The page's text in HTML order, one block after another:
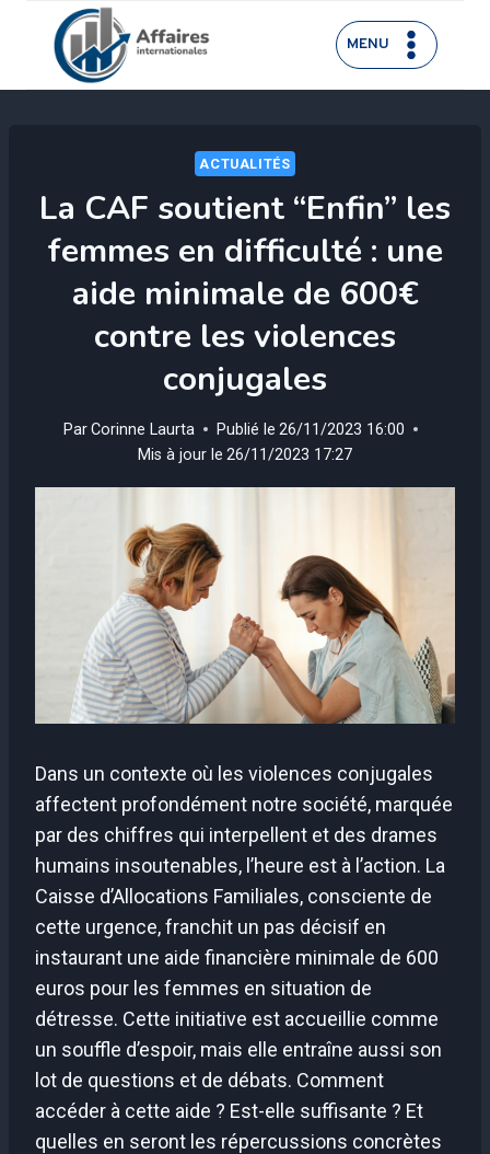
contenu
MENU
ACTUALITÉS
La CAF soutient “Enfin” les
femmes en difficulté : une
aide minimale de 600€
contre les violences
conjugales
ParCorinne Laurta Publié le 26/11/2023 16:00
Mis à jour le 26/11/2023 17:27
Dans un contexte où les violences conjugales
affectent profondément notre société, marquée
par des chiffres qui interpellent et des drames
humains insoutenables, l’heure est à l’action. La
Caisse d’Allocations Familiales, consciente de
cette urgence, franchit un pas décisif en
instaurant une aide financière minimale de 600
euros pour les femmes en situation de
détresse. Cette initiative est accueillie comme
un souffle d’espoir, mais elle entraîne aussi son
lot de questions et de débats. Comment
accéder à cette aide ? Est-elle suffisante ? Et
quelles en seront les répercussions concrètes